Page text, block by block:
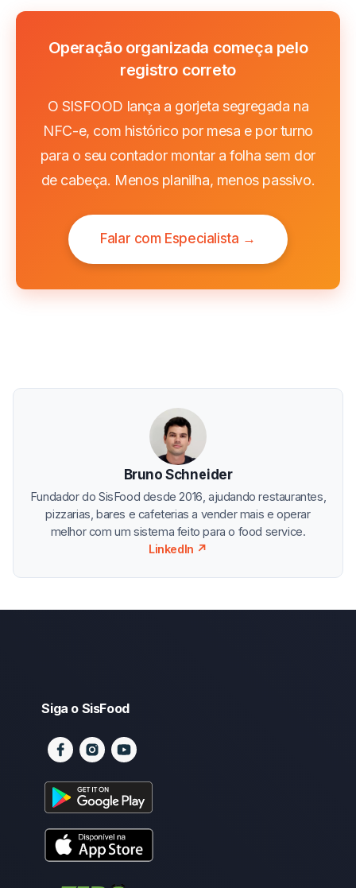
Operação organizada começa pelo
registro correto
O SISFOOD lança a gorjeta segregada na
NFC-e, com histórico por mesa e por turno
para o seu contador montar a folha sem dor
de cabeça. Menos planilha, menos passivo.
Falar com Especialista →
Bruno Schneider
Fundador do SisFood desde 2016, ajudando restaurantes,
pizzarias, bares e cafeterias a vender mais e operar
melhor com um sistema feito para o food service.
LinkedIn ↗
Siga o SisFood